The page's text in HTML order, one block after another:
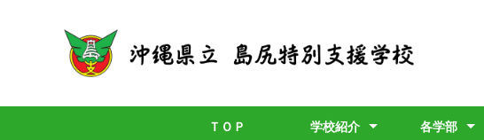
ＴＯＰ 学校紹介 各学部